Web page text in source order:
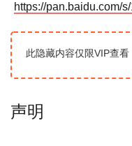
https://pan.baidu.com/
此隐藏内容仅限VIP查看
声明